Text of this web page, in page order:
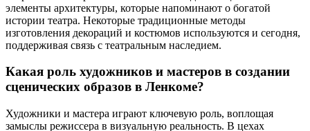
элементы архитектуры, которые напоминают о богатой
истории театра. Некоторые традиционные методы
изготовления декораций и костюмов используются и сегодня,
поддерживая связь с театральным наследием.
Какая роль художников и мастеров в создании
сценических образов в Ленкоме?
Художники и мастера играют ключевую роль, воплощая
замыслы режиссера в визуальную реальность. В цехах